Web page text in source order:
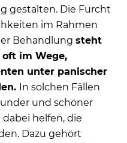
gestalten. Die Furcht
im Rahmen
Behandlungsteht
im Wege,
unter panischer
In solchen Fällen
und schöner
helfen, die
Dazu gehört